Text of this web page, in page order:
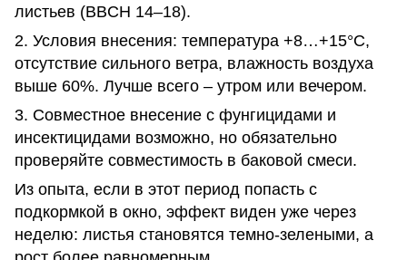
листьев (BBCH 14–18).
2. Условия внесения: температура +8…+15°C,
отсутствие сильного ветра, влажность воздуха
выше 60%. Лучше всего – утром или вечером.
3. Совместное внесение с фунгицидами и
инсектицидами возможно, но обязательно
проверяйте совместимость в баковой смеси.
Из опыта, если в этот период попасть с
подкормкой в окно, эффект виден уже через
неделю: листья становятся темно-зелеными, а